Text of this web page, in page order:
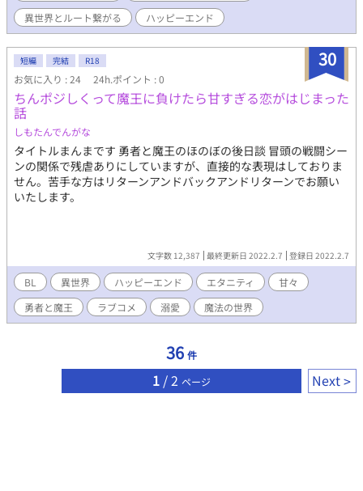
異世界とルート繋がる
ハッピーエンド
30
短編 完結 R18
お気に入り : 24 24h.ポイント : 0
ちんポジしくって魔王に負けたら甘すぎる恋がはじまった
話
しもたんでんがな
タイトルまんまです 勇者と魔王のほのぼの後日談 冒頭の戦闘シー
ンの関係で残虐ありにしていますが、直接的な表現はしておりま
せん。苦手な方はリターンアンドバックアンドリターンでお願い
いたします。
文字数 12,387 最終更新日 2022.2.7 登録日 2022.2.7
BL 異世界 ハッピーエンド エタニティ
甘々
勇者と魔王
ラブコメ 溺愛 魔法の世界
36 件
1 / 2 ページ Next